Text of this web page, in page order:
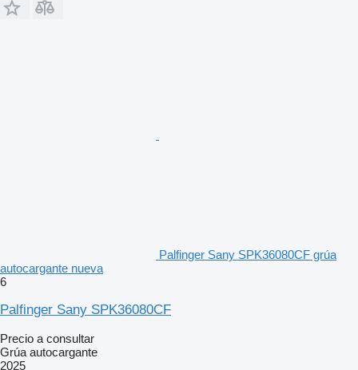
Palfinger Sany SPK36080CF grúa
autocargante nueva
6
Palfinger Sany SPK36080CF
Precio a consultar
Grúa autocargante
2025